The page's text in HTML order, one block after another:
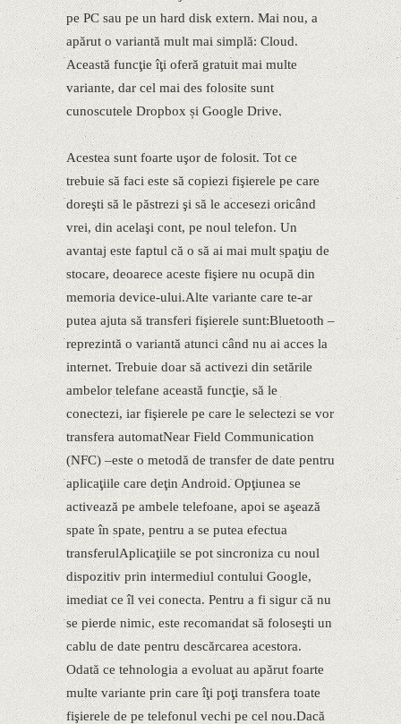
pe PC sau pe un hard disk extern. Mai nou, a
apărut o variantă mult mai simplă: Cloud.
Această funcţie îţi oferă gratuit mai multe
variante, dar cel mai des folosite sunt
cunoscutele Dropbox și Google Drive.
Acestea sunt foarte uşor de folosit. Tot ce
trebuie să faci este să copiezi fişierele pe care
doreşti să le păstrezi şi să le accesezi oricând
vrei, din acelaşi cont, pe noul telefon. Un
avantaj este faptul că o să ai mai mult spaţiu de
stocare, deoarece aceste fişiere nu ocupă din
memoria device-ului.Alte variante care te-ar
putea ajuta să transferi fişierele sunt:Bluetooth –
reprezintă o variantă atunci când nu ai acces la
internet. Trebuie doar să activezi din setările
ambelor telefane această funcţie, să le
conectezi, iar fişierele pe care le selectezi se vor
transfera automatNear Field Communication
(NFC) –este o metodă de transfer de date pentru
aplicaţiile care deţin Android. Opţiunea se
activează pe ambele telefoane, apoi se aşează
spate în spate, pentru a se putea efectua
transferulAplicaţiile se pot sincroniza cu noul
dispozitiv prin intermediul contului Google,
imediat ce îl vei conecta. Pentru a fi sigur că nu
se pierde nimic, este recomandat să foloseşti un
cablu de date pentru descărcarea acestora.
Odată ce tehnologia a evoluat au apărut foarte
multe variante prin care îţi poţi transfera toate
fişierele de pe telefonul vechi pe cel nou.Dacă